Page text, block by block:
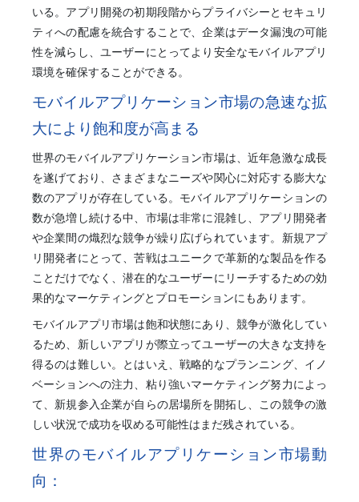
いる。アプリ開発の初期段階からプライバシーとセキュリ
ティへの配慮を統合することで、企業はデータ漏洩の可能
性を減らし、ユーザーにとってより安全なモバイルアプリ
環境を確保することができる。
モバイルアプリケーション市場の急速な拡
大により飽和度が高まる
世界のモバイルアプリケーション市場は、近年急激な成長
を遂げており、さまざまなニーズや関心に対応する膨大な
数のアプリが存在している。モバイルアプリケーションの
数が急増し続ける中、市場は非常に混雑し、アプリ開発者
や企業間の熾烈な競争が繰り広げられています。新規アプ
リ開発者にとって、苦戦はユニークで革新的な製品を作る
ことだけでなく、潜在的なユーザーにリーチするための効
果的なマーケティングとプロモーションにもあります。
モバイルアプリ市場は飽和状態にあり、競争が激化してい
るため、新しいアプリが際立ってユーザーの大きな支持を
得るのは難しい。とはいえ、戦略的なプランニング、イノ
ベーションへの注力、粘り強いマーケティング努力によっ
て、新規参入企業が自らの居場所を開拓し、この競争の激
しい状況で成功を収める可能性はまだ残されている。
世界のモバイルアプリケーション市場動
向：